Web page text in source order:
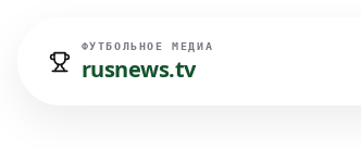
ФУТБОЛЬНОЕ МЕДИА
rusnews.tv